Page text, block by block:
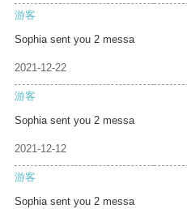
游客
Sophia sent you 2 messa
2021-12-22
游客
Sophia sent you 2 messa
2021-12-12
游客
Sophia sent you 2 messa